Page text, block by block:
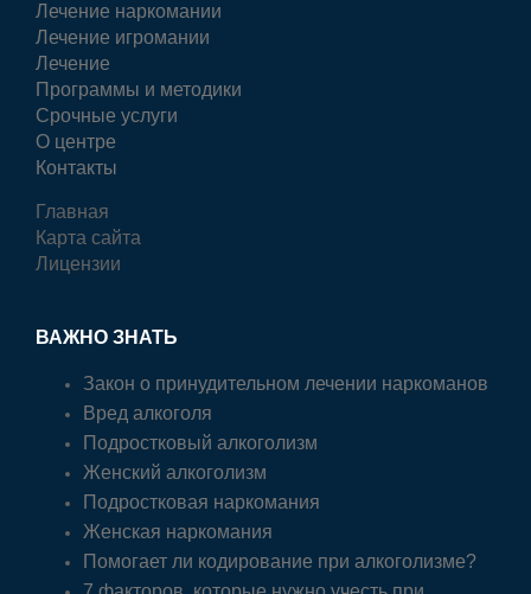
Лечение наркомании
Лечение игромании
Лечение
Программы и методики
Срочные услуги
О центре
Контакты
Главная
Карта сайта
Лицензии
ВАЖНО ЗНАТЬ
Закон о принудительном лечении наркоманов
Вред алкоголя
Подростковый алкоголизм
Женский алкоголизм
Подростковая наркомания
Женская наркомания
Помогает ли кодирование при алкоголизме?